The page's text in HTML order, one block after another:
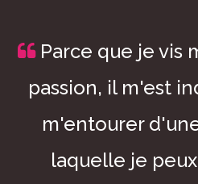
Parce que je vis
passion, il m'est
m'entourer
laquelle je